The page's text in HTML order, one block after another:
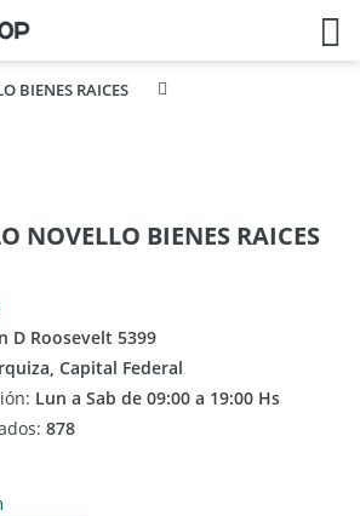
BIENES RAICES
NOVELLO BIENES RAICES
D Roosevelt 5399
Capital Federal
Lun a Sab de 09:00 a 19:00 Hs
878